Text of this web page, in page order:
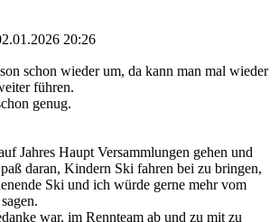
20:26
schon wieder um, da kann man mal wieder
führen.
genug.
Jahres Haupt Versammlungen gehen und
daran, Kindern Ski fahren bei zu bringen,
Ski und ich würde gerne mehr vom
war, im Rennteam ab und zu mit zu